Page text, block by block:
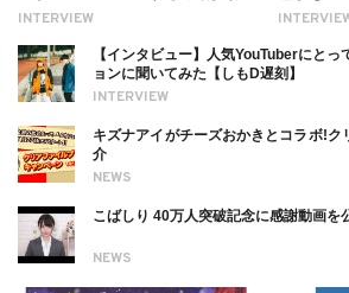
INTERVIEW
ついても
INTERVIEW
【インタビュー】人気YouTuberにと
ョンに聞いてみた【しもD遅刻】
NEWS
キズナアイがチーズおかきとコラボ!ク
介
NEWS
こばしり 40万人突破記念に感謝動画を